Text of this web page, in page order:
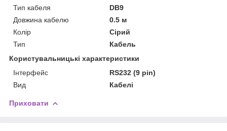
Тип кабеля
DB9
Довжина кабелю
0.5 м
Колір
Сірий
Тип
Кабель
Користувальницькі характеристики
Інтерфейс
RS232 (9 pin)
Вид
Кабелі
Приховати